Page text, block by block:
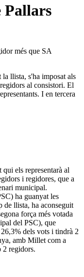
Pallars
més que SA
llista, s'ha imposat als
al consistori. El
I en tercera
qui els representarà al
i regidores, que a
municipal.
ha guanyat les
de llista, ha aconseguit
força més votada
del PSC), que
dels vots i tindrà 2
amb Millet com a
2 regidors.